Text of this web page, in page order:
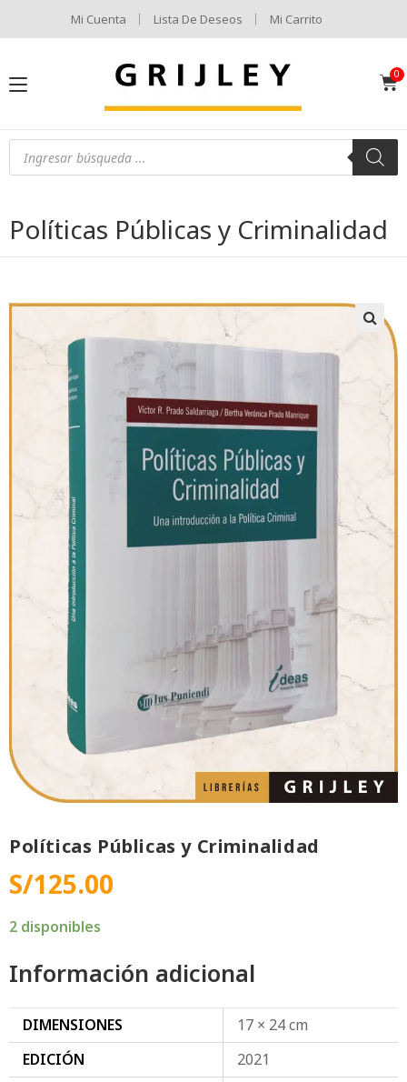
Mi Cuenta Lista De Deseos Mi Carrito
Políticas Públicas y Criminalidad
Políticas Públicas y Criminalidad
S/125.00
2 disponibles
Información adicional
DIMENSIONES
17 × 24 cm
EDICIÓN
2021